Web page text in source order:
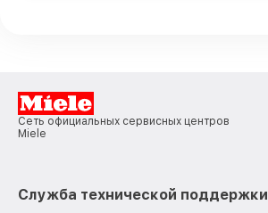
Сеть официальных сервисных центров
Miele
Служба технической поддержки